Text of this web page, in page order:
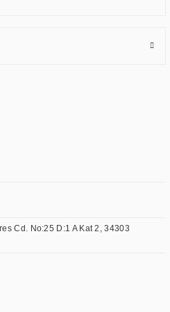
Cd. No:25 D:1 A Kat 2, 34303